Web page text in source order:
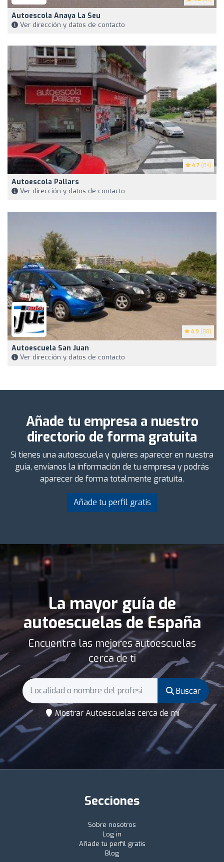
Autoescola Anaya La Seu
Ver dirección y datos de contacto
4.7 (84)
Autoescola Pallars
Ver dirección y datos de contacto
4.9 (88)
Autoescuela San Juan
Ver dirección y datos de contacto
Añade tu empresa a nuestro
directorio de forma gratuita
Si tienes una autoescuela y quieres aparecer en nuestra
guía, envíanos la información de tu empresa y podrás
aparecer de forma totalmente gratuita.
Añade tu perfil gratis
La mayor guía de
autoescuelas de España
Encuentra las mejores autoescuelas
cerca de ti
Buscar
Mostrar Autoescuelas cerca de mí
Secciones
Sobre nosotros
Log in
Añade tu perfil gratis
Blog